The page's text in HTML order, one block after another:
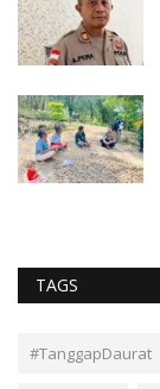
TAGS
#TanggapDaurat